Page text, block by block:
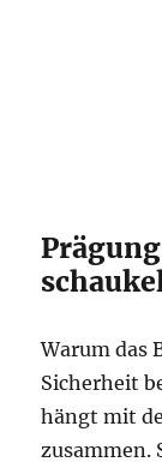
Warum das
Sicherheit
hängt mit
zusammen.